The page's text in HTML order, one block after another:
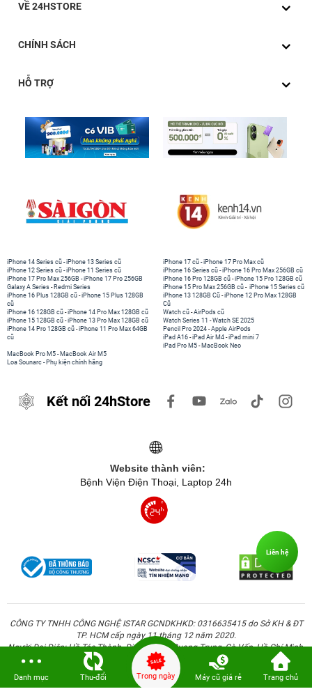
VỀ 24HSTORE
CHÍNH SÁCH
HỖ TRỢ
iPhone 14 Series cũ -iPhone 13 Series cũ
iPhone 12 Series cũ -iPhone 11 Series cũ
iPhone 17 Pro Max 256GB -iPhone 17 Pro 256GB
Galaxy A Series - Redmi Series
iPhone 17 cũ -iPhone 17 Pro Max cũ
iPhone 16 Series cũ - iPhone 16 Pro Max 256GB cũ
iPhone 16 Pro 128GB cũ -iPhone 15 Pro 128GB cũ
iPhone 15 Pro Max 256GB cũ - iPhone 15 Series cũ
iPhone 16 Plus 128GB cũ -iPhone 15 Plus 128GB
cũ
iPhone 16 128GB cũ -iPhone 14 Pro Max 128GB cũ
iPhone 15 128GB cũ -iPhone 13 Pro Max 128GB cũ
iPhone 14 Pro 128GB cũ -iPhone 11 Pro Max 64GB
cũ
iPhone 13 128GB Cũ -iPhone 12 Pro Max 128GB
Cũ
Watch cũ -AirPods cũ
Watch Series 11 -Watch SE 2025
Pencil Pro 2024 -Apple AirPods
iPad A16 -iPad Air M4 -iPad mini 7
iPad Pro M5 - MacBook Neo
MacBook Pro M5 - MacBook Air M5
Loa Sounarc - Phụ kiện chính hãng
Kết nối 24hStore
Website thành viên:
Bệnh Viện Điện Thoại, Laptop 24h
CÔNG TY TNHH CÔNG NGHỆ ISTAR GCNDKHKD: 0316635415 do Sở KH & ĐT
TP. HCM cấp ngày 11 tháng 12 năm 2020.
Người Đại Diện: Hồ Tác Thành. Địa chỉ: 389 Quang Trung, Gò Vấp, Hồ Chí Minh.
Danh mục Thu-đổi Trong ngày Máy cũ giá rẻ Trang chủ
Liên hệ